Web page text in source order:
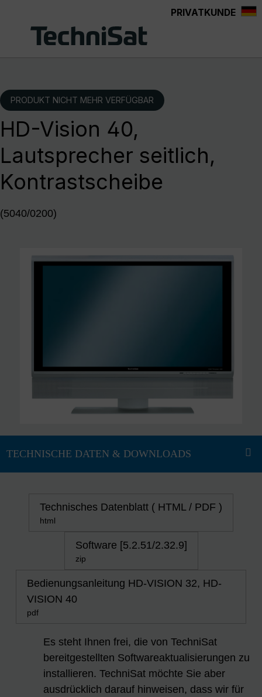
PRIVATKUNDE
PRODUKT NICHT MEHR VERFÜGBAR
HD-Vision 40,
Lautsprecher seitlich,
Kontrastscheibe
(5040/0200)
Technisches Datenblatt ( HTML / PDF )
html
Software [5.2.51/2.32.9]
zip
Bedienungsanleitung HD-VISION 32, HD-
VISION 40
pdf
Es steht Ihnen frei, die von TechniSat
bereitgestellten Softwareaktualisierungen zu
installieren. TechniSat möchte Sie aber
ausdrücklich darauf hinweisen, dass wir für